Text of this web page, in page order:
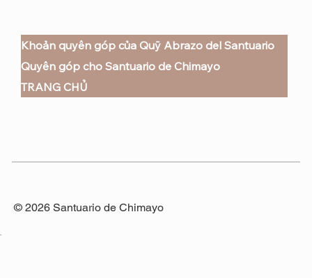
Khoản quyên góp của Quỹ Abrazo del Santuario
Quyên góp cho Santuario de Chimayo
TRANG CHỦ
© 2026 Santuario de Chimayo